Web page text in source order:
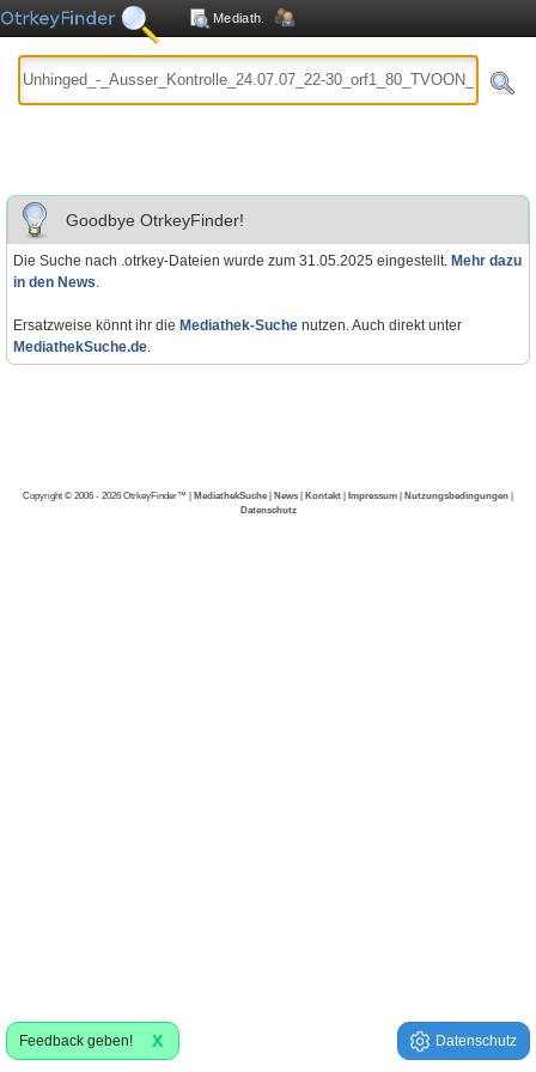
Mediath.
Goodbye OtrkeyFinder!
Die Suche nach .otrkey-Dateien wurde zum 31.05.2025 eingestellt. Mehr dazu
in den News.
Ersatzweise könnt ihr die Mediathek-Suche nutzen. Auch direkt unter
MediathekSuche.de.
Copyright © 2006 - 2026 OtrkeyFinder™ | MediathekSuche | News | Kontakt | Impressum | Nutzungsbedingungen |
Datenschutz
Feedback geben! X Datenschutz